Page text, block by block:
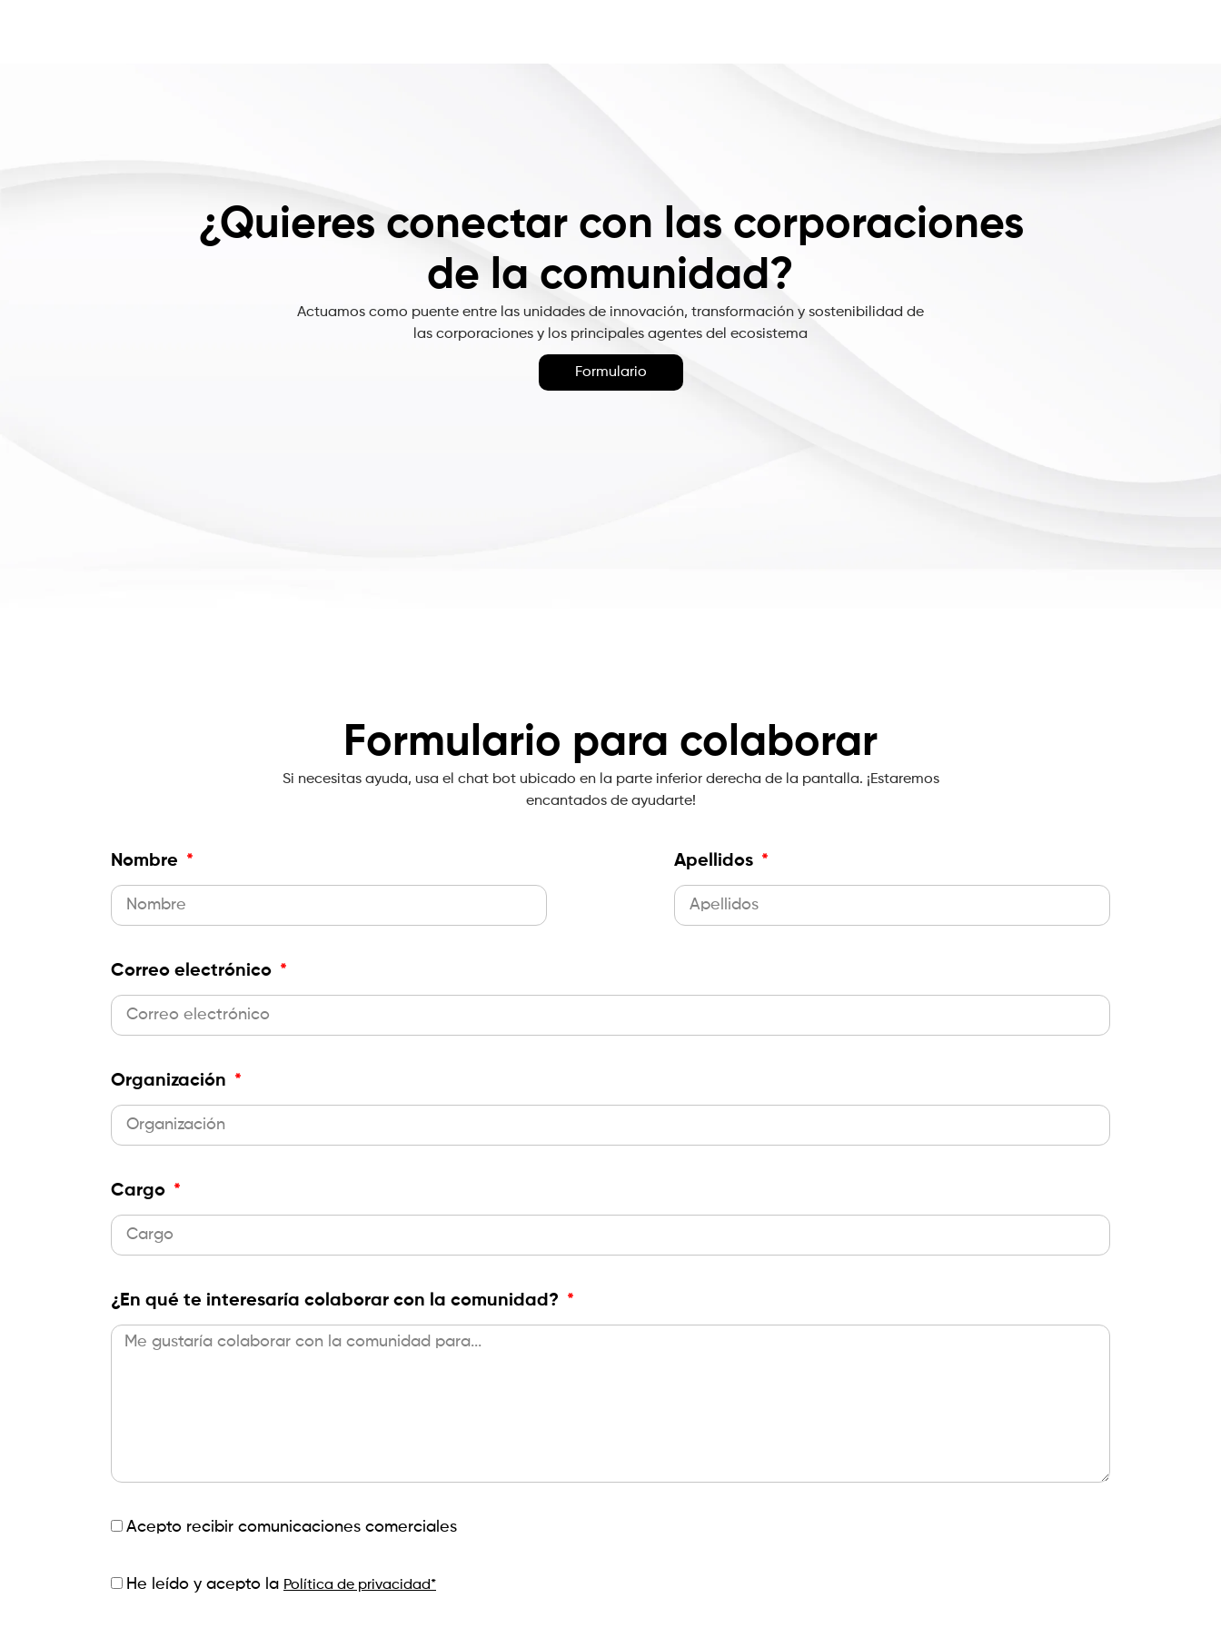
¿Quieres conectar con las corporaciones
de la comunidad?
Actuamos como puente entre las unidades de innovación, transformación y sostenibilidad de
las corporaciones y los principales agentes del ecosistema
Formulario
Formulario para colaborar
Si necesitas ayuda, usa el chat bot ubicado en la parte inferior derecha de la pantalla. ¡Estaremos
encantados de ayudarte!
Nombre Apellidos
Correo electrónico
Organización
Cargo
¿En qué te interesaría colaborar con la comunidad?
Acepto recibir comunicaciones comerciales
He leído y acepto la Política de privacidad*